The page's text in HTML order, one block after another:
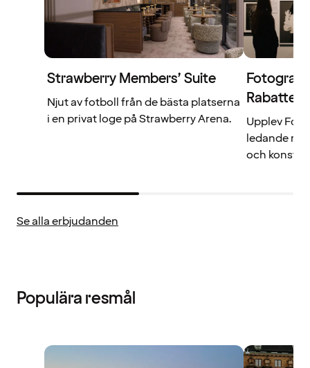
Strawberry Members’ Suite
Njut av fotboll från de bästa platserna
i en privat loge på Strawberry Arena.
Upplev
ledande
och konst.
Se alla erbjudanden
Populära resmål